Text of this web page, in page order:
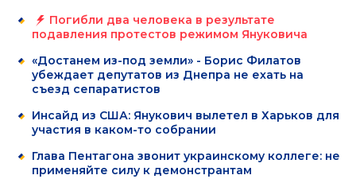
Погибли два человека в результате
подавления протестов режимом Януковича
«Достанем из-под земли» - Борис Филатов
убеждает депутатов из Днепра не ехать на
съезд сепаратистов
Инсайд из США: Янукович вылетел в Харьков для
участия в каком-то собрании
Глава Пентагона звонит украинскому коллеге: не
применяйте силу к демонстрантам